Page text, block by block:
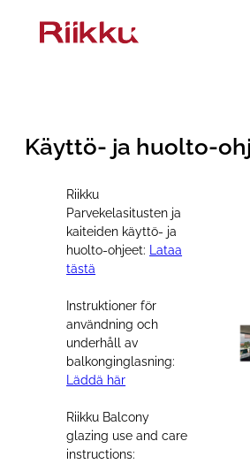
sisältöön
Käyttö- ja huolto-
Riikku
Parvekelasitusten ja
kaiteiden käyttö- ja
huolto-ohjeet: Lataa
tästä
Instruktioner för
användning och
underhåll av
balkonginglasning:
Läddä här
Riikku Balcony
glazing use and care
instructions: